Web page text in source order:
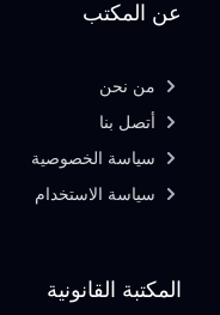
المكتبة القانونية
عن المكتب
من نحن
أتصل بنا
سياسة الخصوصية
سياسة الاستخدام